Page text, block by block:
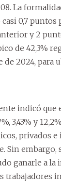
La
casi 0,7
y 2
de 42,3%
2024, para
indicó
3,43% y
privados
Sin embargo,
ganarle a
trabajadores